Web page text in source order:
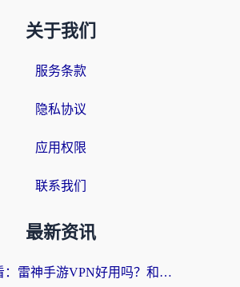
关于我们
服务条款
隐私协议
应用权限
联系我们
最新资讯
海外党必看：雷神手游VPN好用吗？和天速回国VPN对比哪个回国效果更好？附实用加速器选择指南